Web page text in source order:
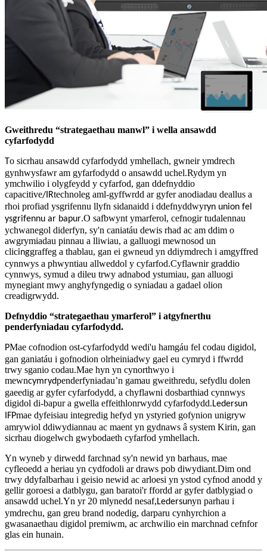
Gweithredu “strategaethau manwl” i wella ansawdd
cyfarfodydd
To sicrhau ansawdd cyfarfodydd ymhellach, gwneir ymdrech
gynhwysfawr am gyfarfodydd o ansawdd uchel.Rydym yn
ymchwilio i olygfeydd y cyfarfod, gan ddefnyddio
capacitive/IRtechnoleg aml-gyffwrdd ar gyfer anodiadau deallus a
rhoi profiad ysgrifennu llyfn sidanaidd i ddefnyddwyryn union fel
ysgrifennu ar bapur.O safbwynt ymarferol, cefnogir tudalennau
ychwanegol diderfyn, sy'n caniatáu dewis rhad ac am ddim o
awgrymiadau pinnau a lliwiau, a galluogi mewnosod un
clicinggraffeg a thablau, gan ei gwneud yn ddiymdrech i amgyffred
cynnwys a phwyntiau allweddol y cyfarfod.Cyflawnir graddio
cynnwys, symud a dileu trwy adnabod ystumiau, gan alluogi
mynegiant mwy anghyfyngedig o syniadau a gadael olion
creadigrwydd.
Defnyddio “strategaethau ymarferol” i atgyfnerthu
penderfyniadau cyfarfodydd.
PMae cofnodion ost-cyfarfodydd wedi'u hamgáu fel codau digidol,
gan ganiatáu i gofnodion olrheiniadwy gael eu cymryd i ffwrdd
trwy sganio codau.Mae hyn yn cynorthwyo i
mewncymrydpenderfyniadau’n gamau gweithredu, sefydlu dolen
gaeedig ar gyfer cyfarfodydd, a chyflawni dosbarthiad cynnwys
digidol di-bapur a gwella effeithlonrwydd cyfarfodydd.Ledersun
IFPmae dyfeisiau integredig hefyd yn ystyried gofynion unigryw
amrywiol ddiwydiannau ac maent yn gydnaws â system Kirin, gan
sicrhau diogelwch gwybodaeth cyfarfod ymhellach.
Yn wyneb y dirwedd farchnad sy'n newid yn barhaus, mae
cyfleoedd a heriau yn cydfodoli ar draws pob diwydiant.Dim ond
trwy ddyfalbarhau i geisio newid ac arloesi yn ystod cyfnod anodd y
gellir goroesi a datblygu, gan baratoi'r ffordd ar gyfer datblygiad o
ansawdd uchel.Yn yr 20 mlynedd nesaf,Ledersunyn parhau i
ymdrechu, gan greu brand nodedig, darparu cynhyrchion a
gwasanaethau digidol premiwm, ac archwilio ein marchnad cefnfor
glas ein hunain.